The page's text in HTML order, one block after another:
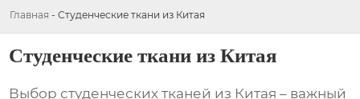
Главная - Студенческие ткани из Китая
Студенческие ткани из Китая
Выбор студенческих тканей из Китая – важный